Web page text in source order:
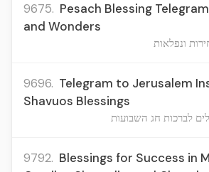
9675. Pesach Blessing
and Wonders
ונפלאות
9696. Telegram to Jerusalem
Shavuos Blessings
לברכות חג השבועות
9792. Blessings for Success in